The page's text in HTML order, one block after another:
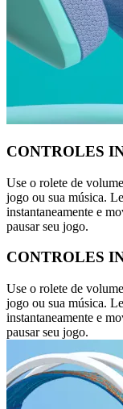
CONTROLES
Use o rolete de
jogo ou sua música.
instantaneamente e
pausar seu jogo.
CONTROLES
Use o rolete de
jogo ou sua música.
instantaneamente e
pausar seu jogo.